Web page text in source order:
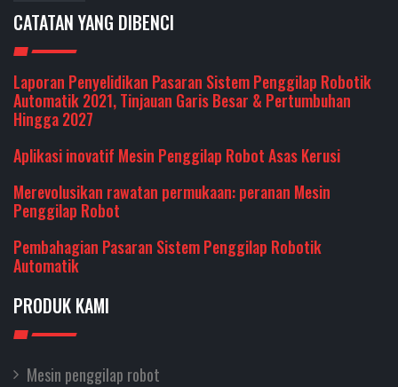
CATATAN YANG DIBENCI
Laporan Penyelidikan Pasaran Sistem Penggilap Robotik
Automatik 2021, Tinjauan Garis Besar & Pertumbuhan
Hingga 2027
Aplikasi inovatif Mesin Penggilap Robot Asas Kerusi
Merevolusikan rawatan permukaan: peranan Mesin
Penggilap Robot
Pembahagian Pasaran Sistem Penggilap Robotik
Automatik
PRODUK KAMI
Mesin penggilap robot